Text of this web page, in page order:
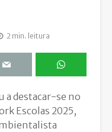
2 min. leitura
a destacar-se no
Escolas 2025,